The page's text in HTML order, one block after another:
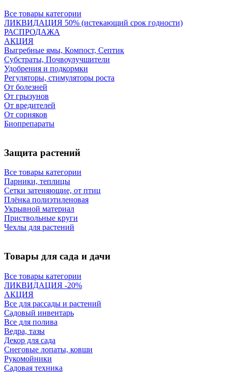
Все товары категории
ЛИКВИДАЦИЯ 50% (истекающий срок годности)
РАСПРОДАЖА
АКЦИЯ
Выгребные ямы, Компост, Септик
Субстраты, Почвоулучшители
Удобрения и подкормки
Регуляторы, стимуляторы роста
От болезней
От грызунов
От вредителей
От сорняков
Биопрепараты
Защита растений
Все товары категории
Парники, теплицы
Сетки затеняющие, от птиц
Плёнка полиэтиленовая
Укрывной материал
Приствольные круги
Чехлы для растений
Товары для сада и дачи
Все товары категории
ЛИКВИДАЦИЯ -20%
АКЦИЯ
Все для рассады и растений
Садовый инвентарь
Все для полива
Ведра, тазы
Декор для сада
Снеговые лопаты, ковши
Рукомойники
Садовая техника